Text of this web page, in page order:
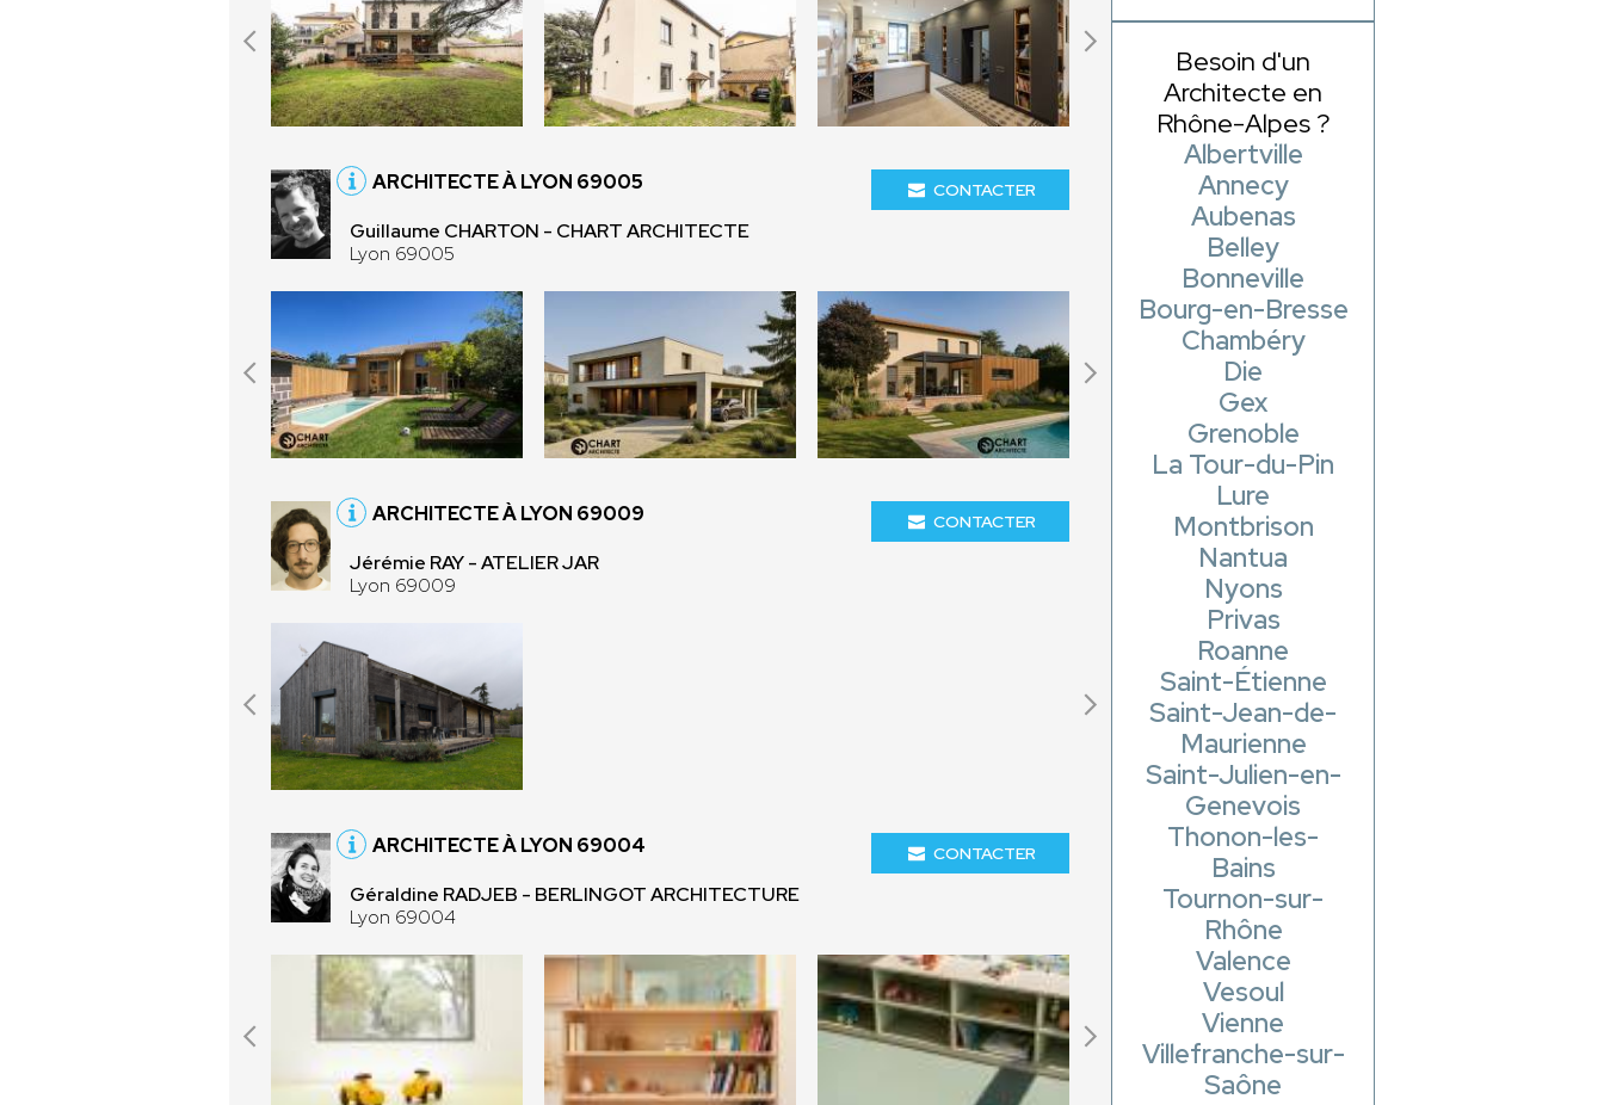
ARCHITECTE À LYON 69005
Guillaume CHARTON - CHART ARCHITECTE
Lyon 69005
CONTACTER
ARCHITECTE À LYON 69009
Jérémie RAY - ATELIER JAR
Lyon 69009
CONTACTER
ARCHITECTE À LYON 69004
Géraldine RADJEB - BERLINGOT ARCHITECTURE
Lyon 69004
CONTACTER
Besoin d'un
Architecte en
Rhône-Alpes ?
Albertville
Annecy
Aubenas
Belley
Bonneville
Bourg-en-Bresse
Chambéry
Die
Gex
Grenoble
La Tour-du-Pin
Lure
Montbrison
Nantua
Nyons
Privas
Roanne
Saint-Étienne
Saint-Jean-de-
Maurienne
Saint-Julien-en-
Genevois
Thonon-les-
Bains
Tournon-sur-
Rhône
Valence
Vesoul
Vienne
Villefranche-sur-
Saône